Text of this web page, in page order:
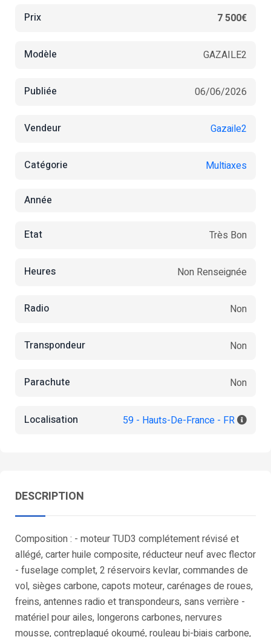
Prix 7 500€
Modèle GAZAILE2
Publiée 06/06/2026
Vendeur Gazaile2
Catégorie Multiaxes
Année
Etat Très Bon
Heures Non Renseignée
Radio Non
Transpondeur Non
Parachute Non
Localisation 59 - Hauts-De-France - FR
DESCRIPTION
Composition : - moteur TUD3 complétement révisé et
allégé, carter huile composite, réducteur neuf avec flector
- fuselage complet, 2 réservoirs kevlar, commandes de
vol, sièges carbone, capots moteur, carénages de roues,
freins, antennes radio et transpondeurs, sans verrière -
matériel pour ailes, longerons carbones, nervures
mousse, contreplaqué okoumé, rouleau bi-biais carbone,